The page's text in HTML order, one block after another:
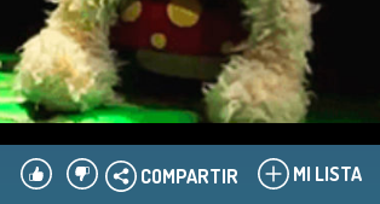
MI LISTA
COMPARTIR